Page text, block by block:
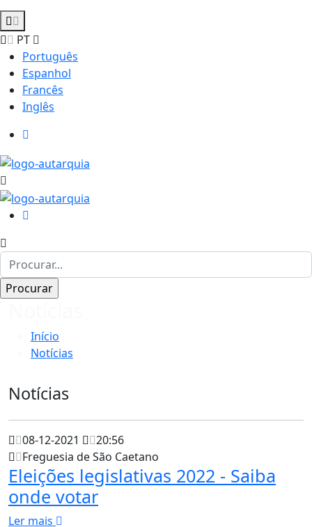
PT
Português
Espanhol
Francês
Inglês
Início
Notícias
Notícias
08-12-2021
20:56
Freguesia de São Caetano
Eleições legislativas 2022 - Saiba
onde votar
Ler mais